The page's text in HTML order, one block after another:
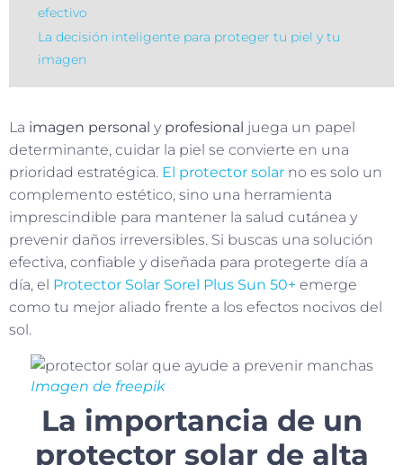
efectivo
La decisión inteligente para proteger tu piel y tu
imagen
La imagen personal y profesional juega un papel
determinante, cuidar la piel se convierte en una
prioridad estratégica. El protector solar no es solo un
complemento estético, sino una herramienta
imprescindible para mantener la salud cutánea y
prevenir daños irreversibles. Si buscas una solución
efectiva, confiable y diseñada para protegerte día a
día, el Protector Solar Sorel Plus Sun 50+ emerge
como tu mejor aliado frente a los efectos nocivos del
sol.
Imagen de freepik
La importancia de un
protector solar de alta